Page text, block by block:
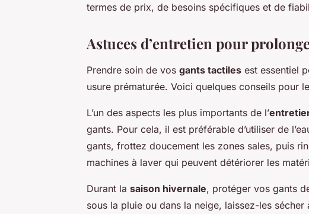
termes de prix, de besoins spécifiques et de
Astuces d’entretien pour
Prendre soin de vos gants tactiles est essentiel
usure prématurée. Voici quelques conseils pour
L’un des aspects les plus importants de l’
gants. Pour cela, il est préférable d’utiliser de
gants, frottez doucement les zones sales, puis
machines à laver qui peuvent détériorer les
Durant la saison hivernale, protéger vos gants
sous la pluie ou dans la neige, laissez-les sécher